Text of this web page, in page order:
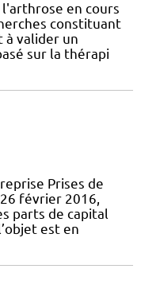
en cours
constituant
à valider un
sur la thérapi
Prises de
février 2016,
parts de capital
est en